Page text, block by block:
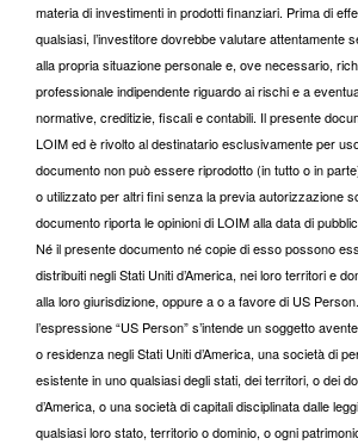
materia di investimenti in prodotti finanziari. Prima di
qualsiasi, l’investitore dovrebbe valutare attentamente
alla propria situazione personale e, ove necessario,
professionale indipendente riguardo ai rischi e a
normative, creditizie, fiscali e contabili. Il presente
LOIM ed è rivolto al destinatario esclusivamente per
documento non può essere riprodotto (in tutto o in
o utilizzato per altri fini senza la previa autorizzazione
documento riporta le opinioni di LOIM alla data di
Né il presente documento né copie di esso possono
distribuiti negli Stati Uniti d’America, nei loro territori e
alla loro giurisdizione, oppure a o a favore di US
l’espressione “US Person” s’intende un soggetto
o residenza negli Stati Uniti d’America, una società di
esistente in uno qualsiasi degli stati, dei territori, o dei
d’America, o una società di capitali disciplinata dalle
qualsiasi loro stato, territorio o dominio, o ogni